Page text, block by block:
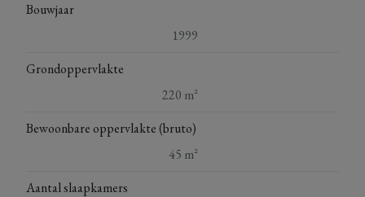
Bouwjaar
1999
Grondoppervlakte
220 m²
Bewoonbare oppervlakte (bruto)
45 m²
Aantal slaapkamers